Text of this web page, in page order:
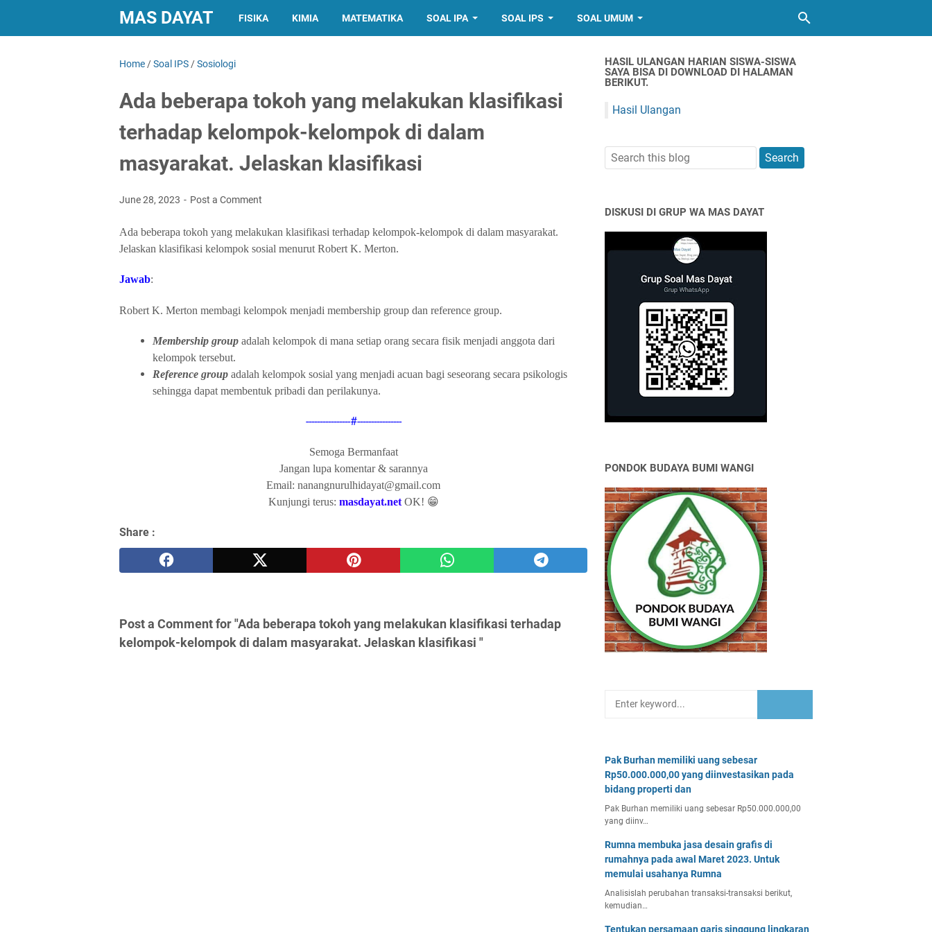
MAS DAYAT FISIKA KIMIA MATEMATIKA SOAL IPA SOAL IPS SOAL UMUM
Home /Soal IPS /Sosiologi
Ada beberapa tokoh yang melakukan klasifikasi
terhadap kelompok-kelompok di dalam
masyarakat. Jelaskan klasifikasi
June 28, 2023 Post a Comment
Ada beberapa tokoh yang melakukan klasifikasi terhadap kelompok-kelompok di dalam masyarakat.
Jelaskan klasifikasi kelompok sosial menurut Robert K. Merton.
Jawab:
Robert K. Merton membagi kelompok menjadi membership group dan reference group.
Membership group adalah kelompok di mana setiap orang secara fisik menjadi anggota dari
kelompok tersebut.
Reference group adalah kelompok sosial yang menjadi acuan bagi seseorang secara psikologis
sehingga dapat membentuk pribadi dan perilakunya.
----------------#----------------
Semoga Bermanfaat
Jangan lupa komentar & sarannya
Email: nanangnurulhidayat@gmail.com
Kunjungi terus: masdayat.netOK! 😁
Share :
Post a Comment for "Ada beberapa tokoh yang melakukan klasifikasi terhadap
kelompok-kelompok di dalam masyarakat. Jelaskan klasifikasi "
HASIL ULANGAN HARIAN SISWA-SISWA
SAYA BISA DI DOWNLOAD DI HALAMAN
BERIKUT.
Hasil Ulangan
DISKUSI DI GRUP WA MAS DAYAT
PONDOK BUDAYA BUMI WANGI
Pak Burhan memiliki uang sebesar
Rp50.000.000,00 yang diinvestasikan pada
bidang properti dan
Pak Burhan memiliki uang sebesar Rp50.000.000,00
yang diinv…
Rumna membuka jasa desain grafis di
rumahnya pada awal Maret 2023. Untuk
memulai usahanya Rumna
Analisislah perubahan transaksi-transaksi berikut,
kemudian…
Tentukan persamaan garis singgung lingkaran